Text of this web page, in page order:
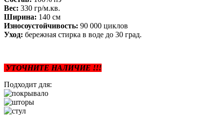
Вес: 330 гр/м.кв.
Ширина: 140 см
Износоустойчивость: 90 000 циклов
Уход: бережная стирка в воде до 30 град.
УТОЧНИТЕ НАЛИЧИЕ !!!
Подходит для: